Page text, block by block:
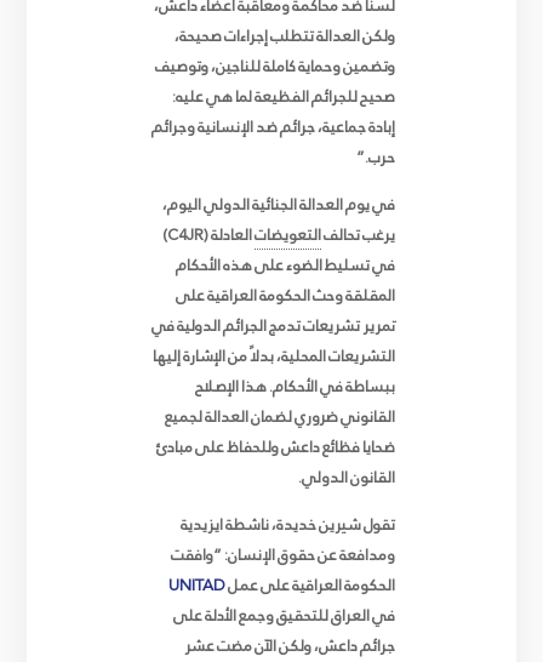
لسنا ضد محاكمة ومعاقبة أعضاء داعش،
ولكن العدالة تتطلب إجراءات صحيحة،
وتضمين وحماية كاملة للناجين، وتوصيف
صحيح للجرائم الفظيعة لما هي عليه:
إبادة جماعية، جرائم ضد الإنسانية وجرائم
حرب.”
في يوم العدالة الجنائية الدولي اليوم،
يرغب تحالفالتعويضاتالعادلة(C4JR)
في تسليط الضوء على هذه الأحكام
المقلقة وحث الحكومة العراقية على
تمرير تشريعات تدمج الجرائم الدولية في
التشريعات المحلية، بدلاً من الإشارة إليها
ببساطة في الأحكام. هذا الإصلاح
القانوني ضروري لضمان العدالة لجميع
ضحايا فظائع داعش وللحفاظ على مبادئ
القانون الدولي.
تقول شيرين خديدة، ناشطة ايزيدية
ومدافعة عن حقوق الإنسان: “وافقت
الحكومة العراقية على عملUNITAD
في العراق للتحقيق وجمع الأدلة على
جرائم داعش، ولكن الآن مضت عشر